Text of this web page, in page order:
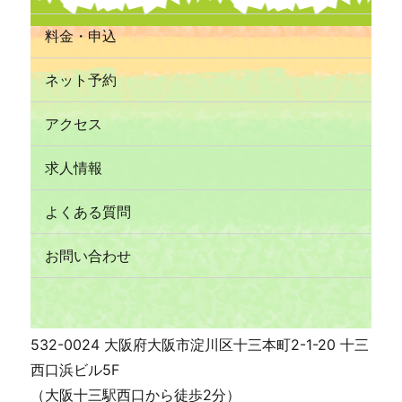
料金・申込
ネット予約
アクセス
求人情報
よくある質問
お問い合わせ
532-0024 大阪府大阪市淀川区十三本町2-1-20 十三
西口浜ビル5F
（大阪十三駅西口から徒歩2分）